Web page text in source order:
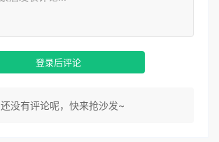
登录后评论
还没有评论呢，快来抢沙发~